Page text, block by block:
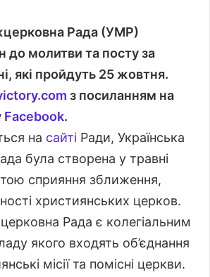
Рада (УМР)
до молитви та посту за
які пройдуть 25 жовтня.
.com з посиланням на
Facebook.
на сайті Ради, Українська
була створена у травні
сприяння зближення,
християнських церков.
Рада є колегіальним
якого входять об’єднання
місії та помісні церкви.